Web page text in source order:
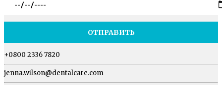
+0800 2336 7820
jenna.wilson@dentalcare.com